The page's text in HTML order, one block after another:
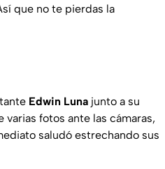
que no te pierdas la
Edwin Luna junto a su
fotos ante las cámaras,
saludó estrechando sus